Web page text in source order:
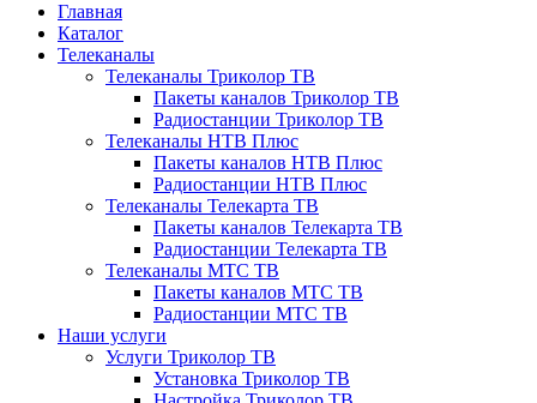
Главная
Каталог
Телеканалы
Телеканалы Триколор ТВ
Пакеты каналов Триколор ТВ
Радиостанции Триколор ТВ
Телеканалы НТВ Плюс
Пакеты каналов НТВ Плюс
Радиостанции НТВ Плюс
Телеканалы Телекарта ТВ
Пакеты каналов Телекарта ТВ
Радиостанции Телекарта ТВ
Телеканалы МТС ТВ
Пакеты каналов МТС ТВ
Радиостанции МТС ТВ
Наши услуги
Услуги Триколор ТВ
Установка Триколор ТВ